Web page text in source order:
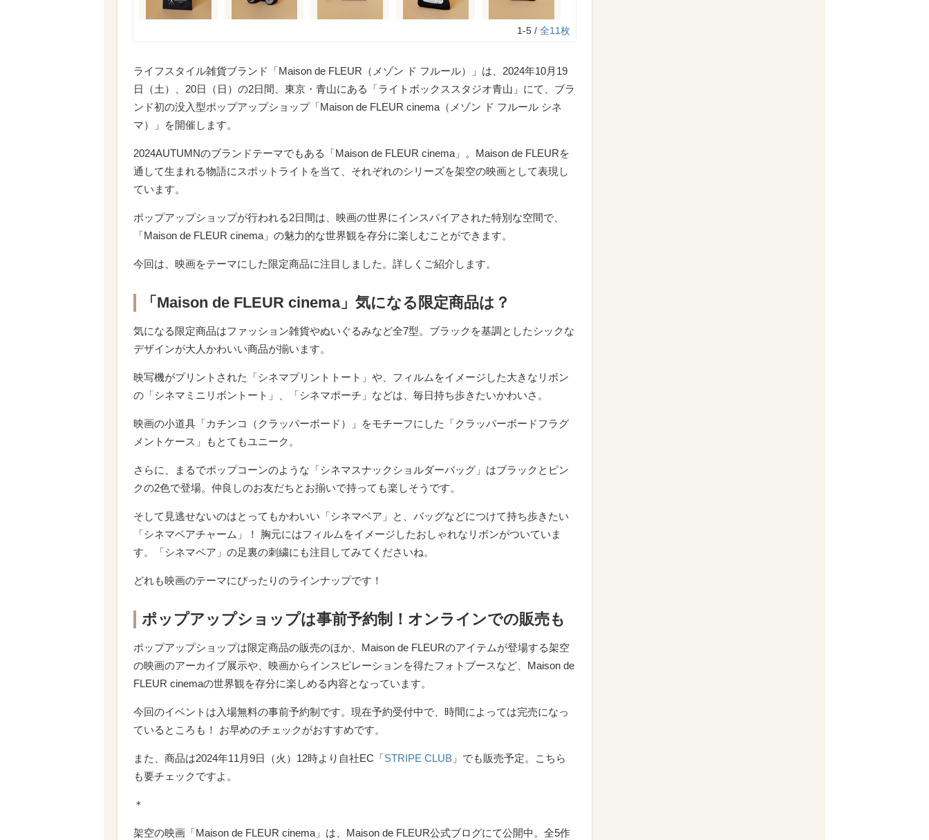
1-5 / 全11枚
ライフスタイル雑貨ブランド「Maison de FLEUR（メゾン ド フルール）」は、2024年10月19
日（土）、20日（日）の2日間、東京・青山にある「ライトボックススタジオ青山」にて、ブラ
ンド初の没入型ポップアップショップ「Maison de FLEUR cinema（ メゾン ド フルール シネ
マ）
」を開催します。
2024AUTUMNのブランドテーマでもある「Maison de FLEUR cinema」。Maison de FLEURを
通して生まれる物語にスポットライトを当て、それぞれのシリーズを架空の映画として表現し
ています。
ポップアップショップが行われる2日間は、映画の世界にインスパイアされた特別な空間で、
「Maison de FLEUR cinema」の魅力的な世界観を存分に楽しむことができます。
今回は、映画をテーマにした限定商品に注目しました。詳しくご紹介します。
「Maison de FLEUR cinema」気になる限定商品は？
気になる限定商品はファッション雑貨やぬいぐるみなど全7型。ブラックを基調としたシックな
デザインが大人かわいい商品が揃います。
映写機がプリントされた「シネマプリントトート」や、フィルムをイメージした大きなリボン
の「シネマミニリボントート」、「シネマポーチ」などは、毎日持ち歩きたいかわいさ。
映画の小道具「カチンコ（クラッパーボード）」をモチーフにした「クラッパーボードフラグ
メントケース」もとてもユニーク。
さらに、まるでポップコーンのような「シネマスナックショルダーバッグ」はブラックとピン
クの2色で登場。仲良しのお友だちとお揃いで持っても楽しそうです。
そして見逃せないのはとってもかわいい「シネマベア」と、バッグなどにつけて持ち歩きたい
「シネマベアチャーム」！ 胸元にはフィルムをイメージしたおしゃれなリボンがついていま
す。「シネマベア」の足裏の刺繍にも注目してみてくださいね。
どれも映画のテーマにぴったりのラインナップです！
ポップアップショップは事前予約制！オンラインでの販売も
ポップアップショップは限定商品の販売のほか、Maison de FLEURのアイテムが登場する架空
の映画のアーカイブ展示や、映画からインスピレーションを得たフォトブースなど、Maison de
FLEUR cinemaの世界観を存分に楽しめる内容となっています。
今回のイベントは入場無料の事前予約制です。現在予約受付中で、時間によっては完売になっ
ているところも！ お早めのチェックがおすすめです。
また、商品は2024年11月9日（火）12時より自社EC「STRIPE CLUB 」でも販売予定。こちら
も要チェックですよ。
＊
架空の映画「Maison de FLEUR cinema」は、Maison de FLEUR公式ブログにて公開中。全5作